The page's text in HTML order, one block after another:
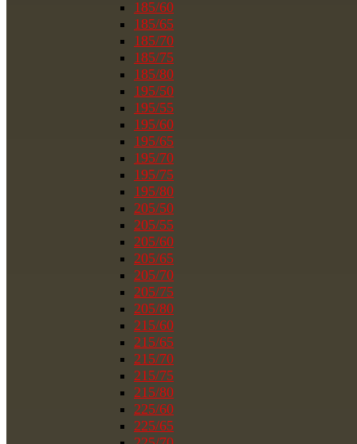
185/60
185/65
185/70
185/75
185/80
195/50
195/55
195/60
195/65
195/70
195/75
195/80
205/50
205/55
205/60
205/65
205/70
205/75
205/80
215/60
215/65
215/70
215/75
215/80
225/60
225/65